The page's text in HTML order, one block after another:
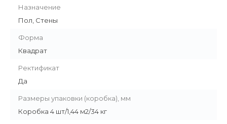
Назначение
Пол, Стены
Форма
Квадрат
Ректификат
Да
Размеры упаковки (коробка), мм
Коробка 4 шт/1,44 м2/34 кг